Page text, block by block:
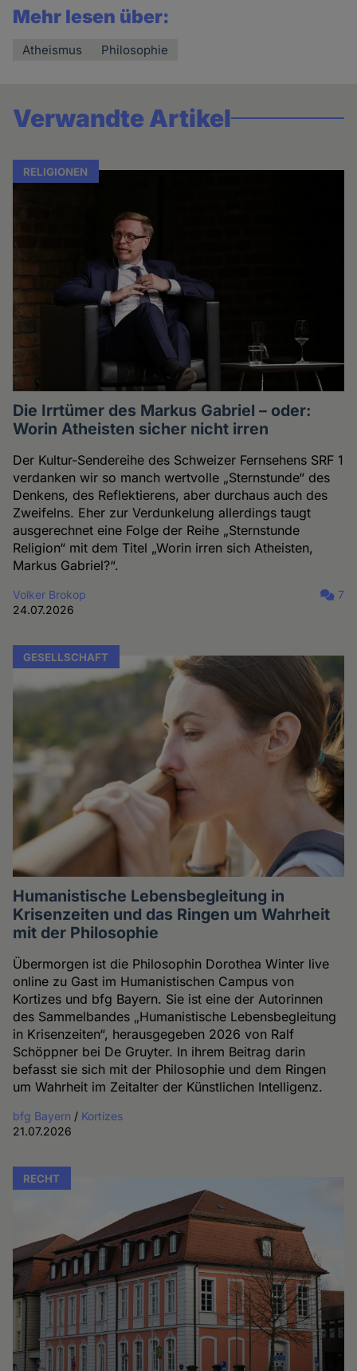
Mehr lesen über:
Atheismus Philosophie
Verwandte Artikel
RELIGIONEN
Die Irrtümer des Markus Gabriel – oder:
Worin Atheisten sicher nicht irren
Der Kultur-Sendereihe des Schweizer Fernsehens SRF 1
verdanken wir so manch wertvolle „Sternstunde“ des
Denkens, des Reflektierens, aber durchaus auch des
Zweifelns. Eher zur Verdunkelung allerdings taugt
ausgerechnet eine Folge der Reihe „Sternstunde
Religion“ mit dem Titel „Worin irren sich Atheisten,
Markus Gabriel?“.
Volker Brokop
24.07.2026
7
GESELLSCHAFT
Humanistische Lebensbegleitung in
Krisenzeiten und das Ringen um Wahrheit
mit der Philosophie
Übermorgen ist die Philosophin Dorothea Winter live
online zu Gast im Humanistischen Campus von
Kortizes und bfg Bayern. Sie ist eine der Autorinnen
des Sammelbandes „Humanistische Lebensbegleitung
in Krisenzeiten“, herausgegeben 2026 von Ralf
Schöppner bei De Gruyter. In ihrem Beitrag darin
befasst sie sich mit der Philosophie und dem Ringen
um Wahrheit im Zeitalter der Künstlichen Intelligenz.
bfg Bayern / Kortizes
21.07.2026
RECHT